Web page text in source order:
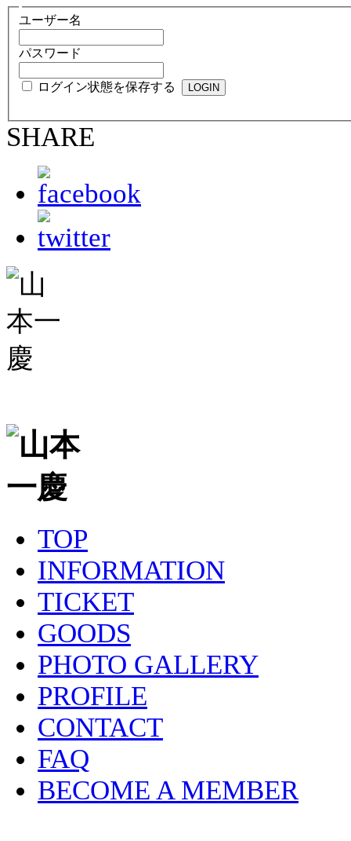
ユーザー名
パスワード
ログイン状態を保存する
SHARE
TOP
INFORMATION
TICKET
GOODS
PHOTO GALLERY
PROFILE
CONTACT
FAQ
BECOME A MEMBER